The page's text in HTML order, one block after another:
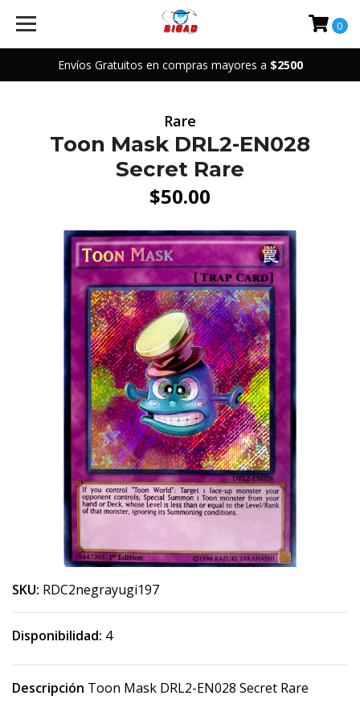
Envíos Gratuitos en compras mayores a $2500
0
Rare
Toon Mask DRL2-EN028
Secret Rare
$50.00
SKU: RDC2negrayugi197
Disponibilidad: 4
Descripción Toon Mask DRL2-EN028 Secret Rare